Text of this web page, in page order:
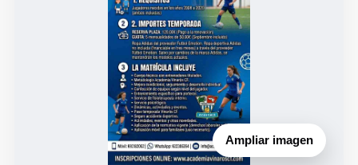
Ampliar imagen